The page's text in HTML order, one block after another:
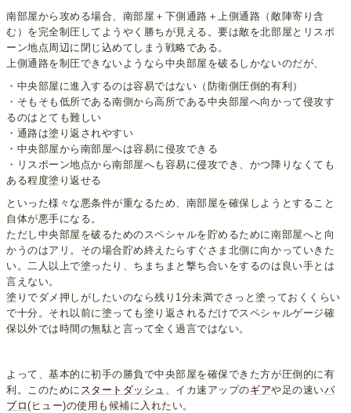
南部屋から攻める場合、南部屋＋下側通路＋上側通路（敵陣寄り含
む）を完全制圧してようやく勝ちが見える。要は敵を北部屋とリスポ
ーン地点周辺に閉じ込めてしまう戦略である。
上側通路を制圧できないようなら中央部屋を破るしかないのだが、
・中央部屋に進入するのは容易ではない（防衛側圧倒的有利）
・そもそも低所である南側から高所である中央部屋へ向かって侵攻す
るのはとても難しい
・通路は塗り返されやすい
・中央部屋から南部屋へは容易に侵攻できる
・リスポーン地点から南部屋へも容易に侵攻でき、かつ降りなくても
ある程度塗り返せる
といった様々な悪条件が重なるため、南部屋を確保しようとすること
自体が悪手になる。
ただし中央部屋を破るためのスペシャルを貯めるために南部屋へと向
かうのはアリ。その場合貯め終えたらすぐさま北側に向かっていきた
い。二人以上で塗ったり、ちまちまと撃ち合いをするのは良い手とは
言えない。
塗りでダメ押しがしたいのなら残り1分未満でさっと塗っておくくらい
で十分。それ以前に塗っても塗り返されるだけでスペシャルゲージ確
保以外では時間の無駄と言って全く過言ではない。
よって、基本的に初手の勝負で中央部屋を確保できた方が圧倒的に有
利。このために スタートダッシュ 、イカ速アップのギアや足の速いパ
ブロ(ヒュー)の使用も候補に入れたい。